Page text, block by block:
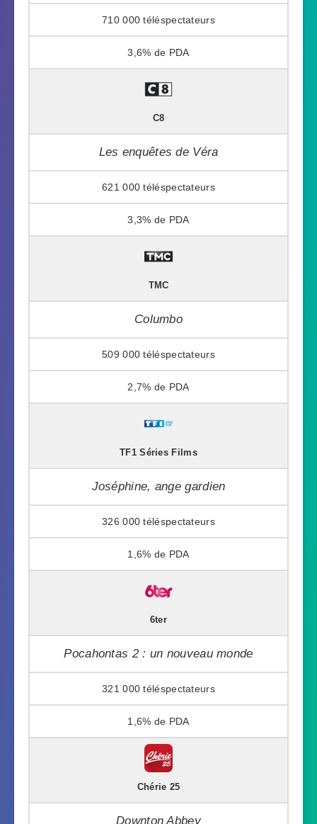
710 000
3,6%
C8
Les enquêtes de Véra
621 000
3,3%
TMC
Columbo
509 000
2,7%
TF1 Séries Films
Joséphine, ange gardien
326 000
1,6%
6ter
Pocahontas 2 : un nouveau monde
321 000
1,6%
Chérie 25
Downton Abbey